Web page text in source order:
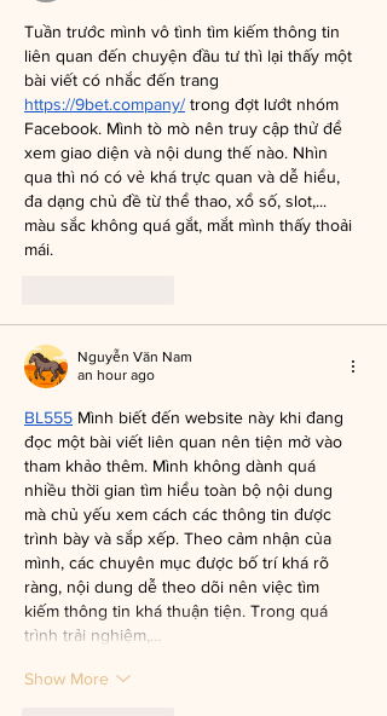
Tuần trước mình vô tình tìm kiếm thông tin
liên quan đến chuyện đầu tư thì lại thấy một
bài viết có nhắc đến trang
https://9bet.company/ trong đợt lướt nhóm
Facebook. Mình tò mò nên truy cập thử để
xem giao diện và nội dung thế nào. Nhìn
qua thì nó có vẻ khá trực quan và dễ hiểu,
đa dạng chủ đề từ thể thao, xổ số, slot,...
màu sắc không quá gắt, mắt mình thấy thoải
mái.
Nguyễn Văn Nam
an hour ago
BL555 Mình biết đến website này khi đang
đọc một bài viết liên quan nên tiện mở vào
tham khảo thêm. Mình không dành quá
nhiều thời gian tìm hiểu toàn bộ nội dung
mà chủ yếu xem cách các thông tin được
trình bày và sắp xếp. Theo cảm nhận của
mình, các chuyên mục được bố trí khá rõ
ràng, nội dung dễ theo dõi nên việc tìm
kiếm thông tin khá thuận tiện. Trong quá
trình trải nghiệm,…
Show More